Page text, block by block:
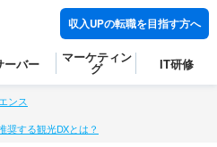
収入UPの転職を目指す方へ
ーバー マーケティン
グ IT研修
ンス
奨する観光DXとは？